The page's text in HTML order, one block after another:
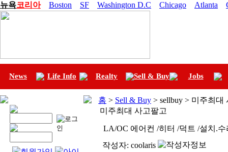
뉴욕코리아 Boston SF Washington D.C Chicago Atlanta
News Life Info Realty Sell & Buy Jobs
홈 > Sell & Buy > sellbuy > 미주최대
미주최대 사고팔고
LA/OC 에어컨 /히터 /덕트 /설치.
작성자: coolaris